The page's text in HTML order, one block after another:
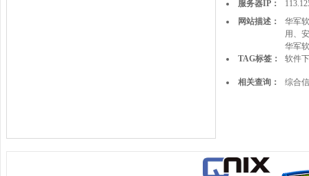
服务器IP：
网站描述：
华军
用、
华军
TAG标签：
软件
相关查询： 综合